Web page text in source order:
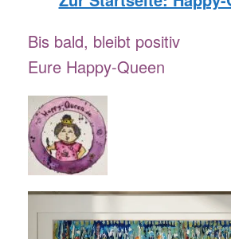
Bis bald, bleibt positiv
Eure Happy-Queen